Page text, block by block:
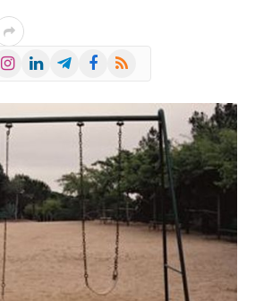
Instagram
LinkedInTelegramFacebook
RSS